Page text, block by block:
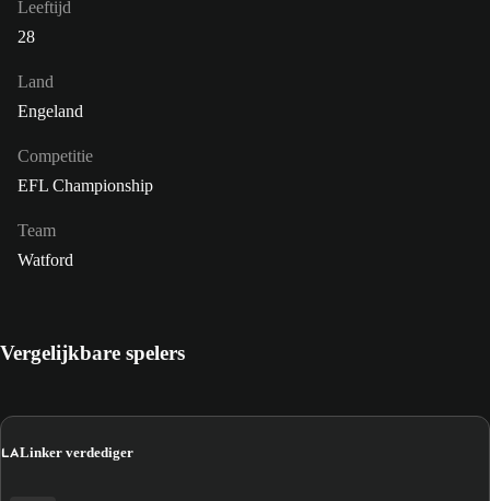
Leeftijd
28
Land
Engeland
Competitie
EFL Championship
Team
Watford
Vergelijkbare spelers
LALinker verdediger